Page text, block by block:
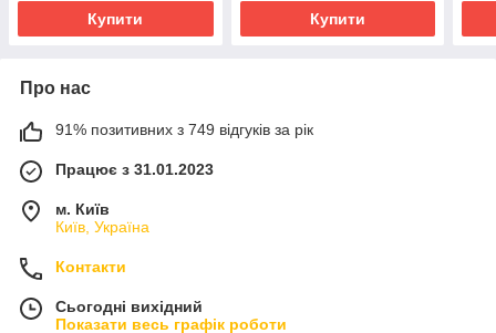
Купити Купити
Про нас
91% позитивних з 749 відгуків за рік
Працює з 31.01.2023
м. Київ
Київ, Україна
Контакти
Сьогодні вихідний
Показати весь графік роботи